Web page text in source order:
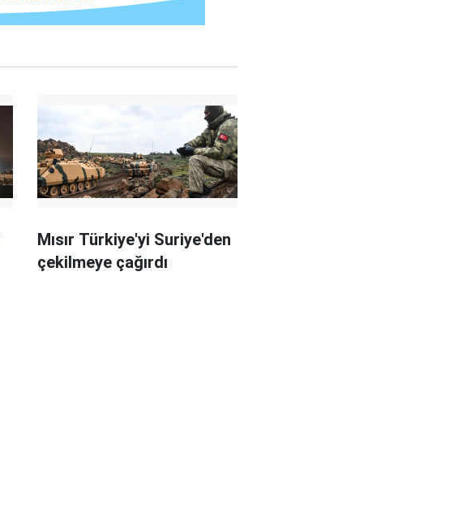
Mısır Türkiye'yi Suriye'den
çekilmeye çağırdı